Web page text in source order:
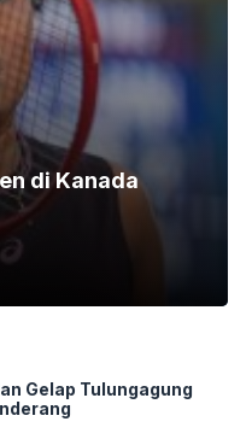
di Kanada
Gelap Tulungagung